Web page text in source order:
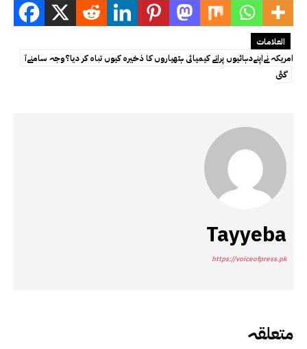
متعلقہ
العلامات
امریکہ نےاپنےدہائیوں پرانے کیمیائی ہتھیاروں کا ذخیرہ کیوں تباہ کر دیا؟وجہ سامنےآ
گئی
Tayyeba
https://voiceofpress.pk